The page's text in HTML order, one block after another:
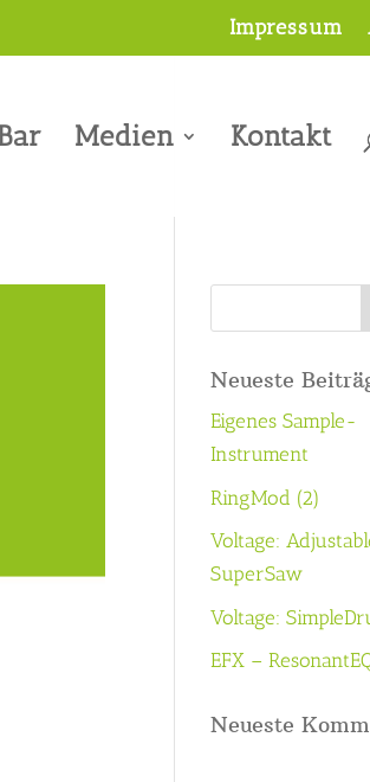
Impressum
Medien Kontakt
Neueste
Eigenes Sample-
Instrument
RingMod (2)
Voltage:
SuperSaw
Voltage:
EFX –
Neueste